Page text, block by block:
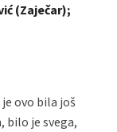
(Zaječar);
ovo bila još
bilo je svega,